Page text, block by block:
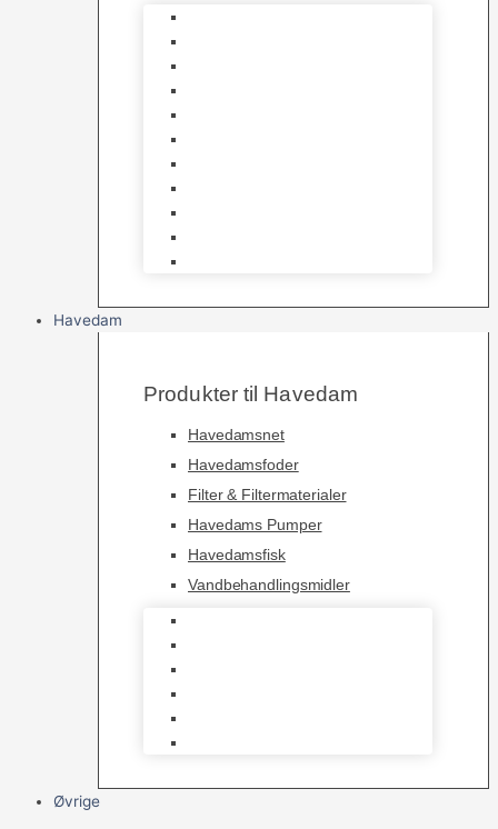
Havedam
Produkter til Havedam
Havedamsnet
Havedamsfoder
Filter & Filtermaterialer
Havedams Pumper
Havedamsfisk
Vandbehandlingsmidler
Øvrige